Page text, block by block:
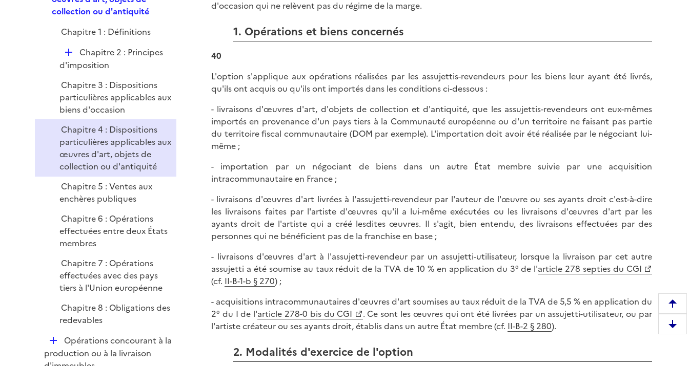
i
e
r
p
i
e
r
collection ou d'antiquité
Chapitre 1 : Définitions
D
é
l
i
e
r
Chapitre 2 : Principes
d'imposition
Chapitre 3 : Dispositions
particulières applicables aux
biens d'occasion
Chapitre 4 : Dispositions
particulières applicables aux
œuvres d'art, objets de
collection ou d'antiquité
Chapitre 5 : Ventes aux
enchères publiques
Chapitre 6 : Opérations
effectuées entre deux États
membres
Chapitre 7 : Opérations
effectuées avec des pays
tiers à l'Union européenne
Chapitre 8 : Obligations des
redevables
D
é
Opérations concourant à la
production ou à la livraison
d'occasion qui ne relèvent pas du régime de la marge.
1. Opérations et biens concernés
40
L'option s'applique aux opérations réalisées par les assujettis-revendeurs pour les biens leur ayant été livrés,
qu'ils ont acquis ou qu'ils ont importés dans les conditions ci-dessous :
- livraisons d'œuvres d'art, d'objets de collection et d'antiquité, que les assujettis-revendeurs ont eux-mêmes
importés en provenance d'un pays tiers à la Communauté européenne ou d'un territoire ne faisant pas partie
du territoire fiscal communautaire (DOM par exemple). L'importation doit avoir été réalisée par le négociant lui-
même ;
- importation par un négociant de biens dans un autre État membre suivie par une acquisition
intracommunautaire en France ;
- livraisons d'œuvres d'art livrées à l'assujetti-revendeur par l'auteur de l'œuvre ou ses ayants droit c'est-à-dire
les livraisons faites par l'artiste d'œuvres qu'il a lui-même exécutées ou les livraisons d'œuvres d'art par les
ayants droit de l'artiste qui a créé lesdites œuvres. Il s'agit, bien entendu, des livraisons effectuées par des
personnes qui ne bénéficient pas de la franchise en base ;
- livraisons d'œuvres d'art à l'assujetti-revendeur par un assujetti-utilisateur, lorsque la livraison par cet autre
assujetti a été soumise au taux réduit de la TVA de 10 % en application du 3° de l'article 278 septies du CGI
(cf. II-B-1-b § 270) ;
- acquisitions intracommunautaires d'œuvres d'art soumises au taux réduit de la TVA de 5,5 % en application du
2° du I de l'article 278-0 bis du CGI
. Ce sont les œuvres qui ont été livrées par un assujetti-utilisateur, ou par
l'artiste créateur ou ses ayants droit, établis dans un autre État membre (cf. II-B-2 § 280).
2. Modalités d'exercice de l'option
e
m
D